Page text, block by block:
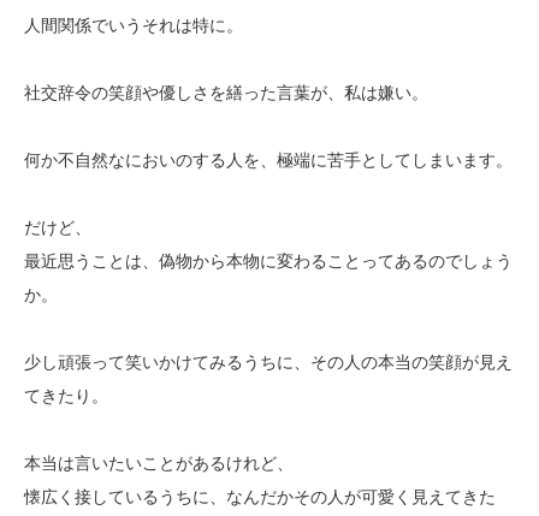
人間関係でいうそれは特に。
社交辞令の笑顔や優しさを繕った言葉が、私は嫌い。
何か不自然なにおいのする人を、極端に苦手としてしまいます。
だけど、
最近思うことは、偽物から本物に変わることってあるのでしょう
か。
少し頑張って笑いかけてみるうちに、その人の本当の笑顔が見え
てきたり。
本当は言いたいことがあるけれど、
懐広く接しているうちに、なんだかその人が可愛く見えてきた